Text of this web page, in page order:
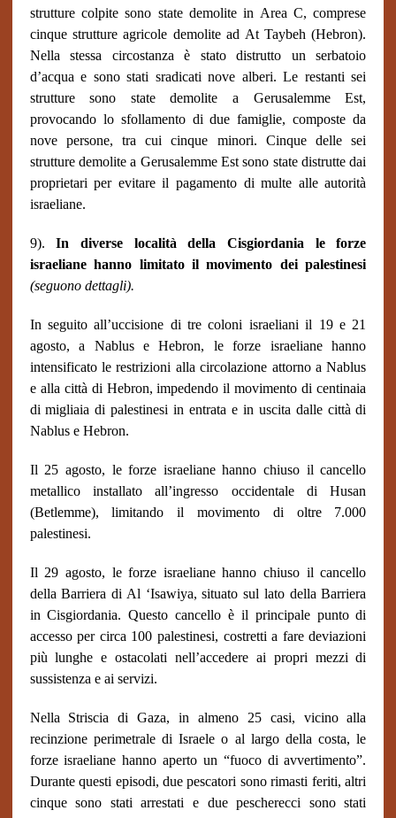
strutture colpite sono state demolite in Area C, comprese
cinque strutture agricole demolite ad At Taybeh (Hebron).
Nella stessa circostanza è stato distrutto un serbatoio
d’acqua e sono stati sradicati nove alberi. Le restanti sei
strutture sono state demolite a Gerusalemme Est,
provocando lo sfollamento di due famiglie, composte da
nove persone, tra cui cinque minori. Cinque delle sei
strutture demolite a Gerusalemme Est sono state distrutte dai
proprietari per evitare il pagamento di multe alle autorità
israeliane.
9).In diverse località della Cisgiordania le forze
israeliane hanno limitato il movimento dei palestinesi
(seguono dettagli).
In seguito all’uccisione di tre coloni israeliani il 19 e 21
agosto, a Nablus e Hebron, le forze israeliane hanno
intensificato le restrizioni alla circolazione attorno a Nablus
e alla città di Hebron, impedendo il movimento di centinaia
di migliaia di palestinesi in entrata e in uscita dalle città di
Nablus e Hebron.
Il 25 agosto, le forze israeliane hanno chiuso il cancello
metallico installato all’ingresso occidentale di Husan
(Betlemme), limitando il movimento di oltre 7.000
palestinesi.
Il 29 agosto, le forze israeliane hanno chiuso il cancello
della Barriera di Al ‘Isawiya, situato sul lato della Barriera
in Cisgiordania. Questo cancello è il principale punto di
accesso per circa 100 palestinesi, costretti a fare deviazioni
più lunghe e ostacolati nell’accedere ai propri mezzi di
sussistenza e ai servizi.
Nella Striscia di Gaza, in almeno 25 casi, vicino alla
recinzione perimetrale di Israele o al largo della costa, le
forze israeliane hanno aperto un “fuoco di avvertimento”.
Durante questi episodi, due pescatori sono rimasti feriti, altri
cinque sono stati arrestati e due pescherecci sono stati